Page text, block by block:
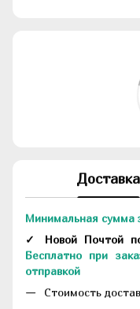
Доставка
Минимальная сумма
✓ Новой Почтой
Бесплатно при
отправкой
Стоимость